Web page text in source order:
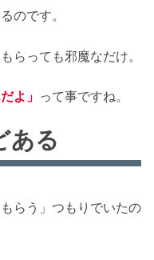
のです。
らっても邪魔なだけ。
よ」 って事ですね。
ある
らう」つもりでいたの